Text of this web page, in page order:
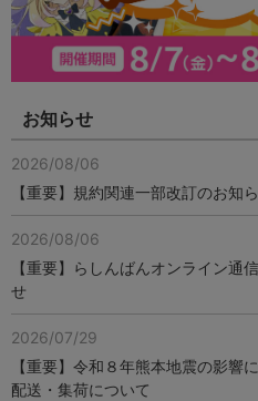
お知らせ
2026/08/06
【重要】規約関連一部改訂のお知
2026/08/06
【重要】らしんばんオンライン通
せ
2026/07/29
【重要】令和８年熊本地震の影響
配送・集荷について